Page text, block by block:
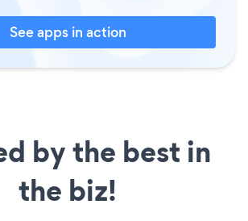
See apps in action
by the best in
the biz!